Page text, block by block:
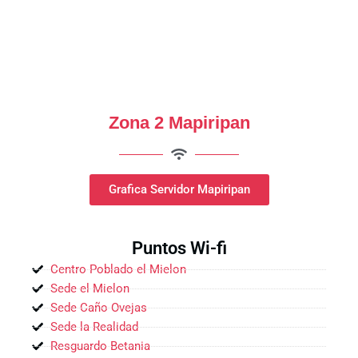
Zona 2 Mapiripan
Grafica Servidor Mapiripan
Puntos Wi-fi
Centro Poblado el Mielon
Sede el Mielon
Sede Caño Ovejas
Sede la Realidad
Resguardo Betania